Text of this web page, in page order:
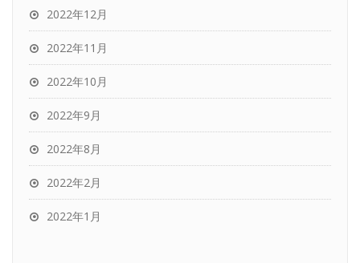
2022年12月
2022年11月
2022年10月
2022年9月
2022年8月
2022年2月
2022年1月